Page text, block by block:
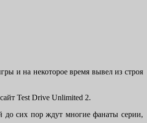
и на некоторое время вывел из строя
Test Drive Unlimited 2.
до сих пор ждут многие фанаты серии,